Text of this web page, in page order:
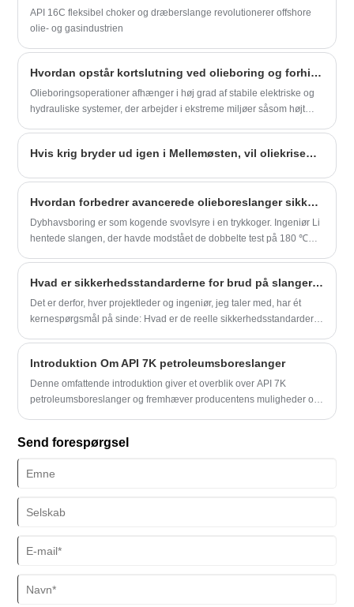
API 16C fleksibel choker og dræberslange revolutionerer offshore
olie- og gasindustrien
Hvordan opstår kortslutning ved olieboring og forhindrer driftssvigt?
Olieboringsoperationer afhænger i høj grad af stabile elektriske og
hydrauliske systemer, der arbejder i ekstreme miljøer såsom højt
opstår, når strømmen afviger fra dens tilsigtede vej, ofte udløst af
kortslutningshændelser i olieboresystemer, identificerer deres
grundlæggende årsager, skitserer operationelle risici og giver
praktiske forebyggelsesstrategier. Det fremhæver også industrielle
boresystemkomponenter designet til miljøer med høj pålidelighed.
Hvis krig bryder ud igen i Mellemøsten, vil oliekrisen dukke op igen?
Hvordan forbedrer avancerede olieboreslanger sikkerheden i miljøer med højt tryk?
Dybhavsboring er som kogende svovlsyre i en trykkoger. Ingeniør Li
hentede slangen, der havde modstået de dobbelte test på 180 ℃
50 ℃ bredere end for traditionelle materialer, og
korrosionshastigheden er reduceret til 0,002 mm pr. År." I den
faktiske måling af et bestemt gasfelt i Sydkinesiske Hav udvidede
Hvad er sikkerhedsstandarderne for brud på slanger ved hydraulisk brud
Det er derfor, hver projektleder og ingeniør, jeg taler med, har ét
kernespørgsmål på sinde: Hvad er de reelle sikkerhedsstandarder,
sikrer, at vores produkter ikke bare opfylder standarder, men
definerer dem gennem ubarmhjertig konstruktion og validering.
Introduktion Om API 7K petroleumsboreslanger
Denne omfattende introduktion giver et overblik over API 7K
petroleumsboreslanger og fremhæver producentens muligheder og
Send forespørgsel